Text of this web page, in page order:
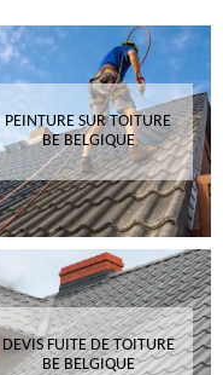
PEINTURE SUR TOITURE
BE BELGIQUE
DEVIS FUITE DE TOITURE
BE BELGIQUE